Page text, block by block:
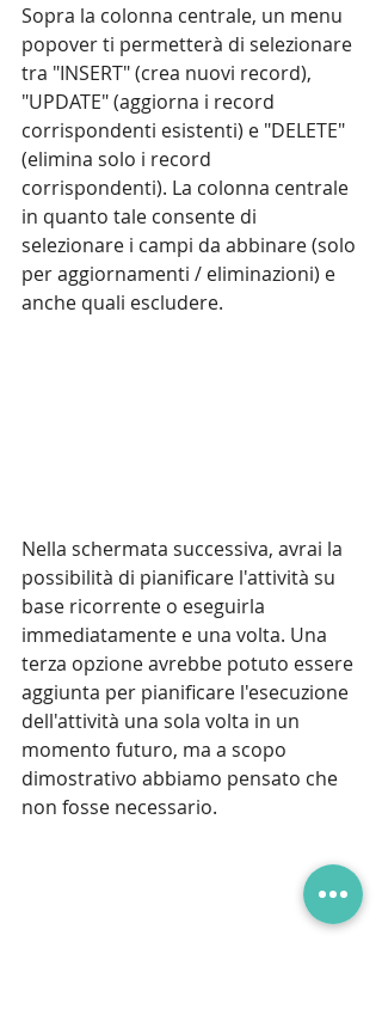
Sopra la colonna centrale, un menu
popover ti permetterà di selezionare
tra "INSERT" (crea nuovi record),
"UPDATE" (aggiorna i record
corrispondenti esistenti) e "DELETE"
(elimina solo i record
corrispondenti). La colonna centrale
in quanto tale consente di
selezionare i campi da abbinare (solo
per aggiornamenti / eliminazioni) e
anche quali escludere.
Nella schermata successiva, avrai la
possibilità di pianificare l'attività su
base ricorrente o eseguirla
immediatamente e una volta. Una
terza opzione avrebbe potuto essere
aggiunta per pianificare l'esecuzione
dell'attività una sola volta in un
momento futuro, ma a scopo
dimostrativo abbiamo pensato che
non fosse necessario.